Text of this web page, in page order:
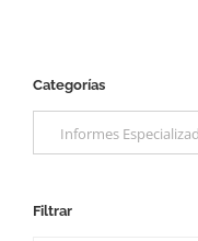
Categorías
Informes
Filtrar